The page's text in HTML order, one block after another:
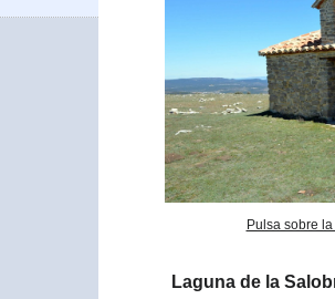
Pulsa sobre
Laguna de la